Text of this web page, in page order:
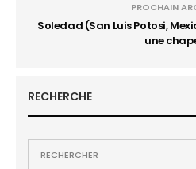
PROCHAIN
Soledad (San Luis Potosi,
une
RECHERCHE